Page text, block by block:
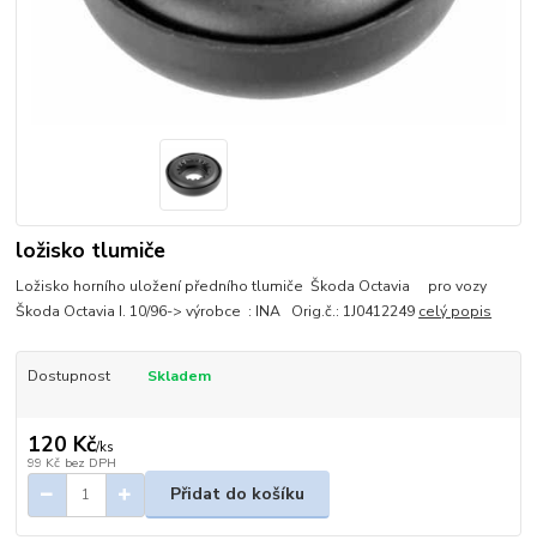
ložisko tlumiče
Ložisko horního uložení předního tlumiče Škoda Octavia pro vozy
Škoda Octavia I. 10/96-> výrobce : INA Orig.č.: 1J0412249 celý popis
Dostupnost Skladem
120 Kč/ks
99 Kč bez DPH
Přidat do košíku